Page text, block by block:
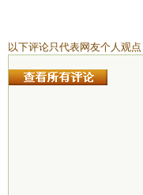
以下评论只代表网友个人观